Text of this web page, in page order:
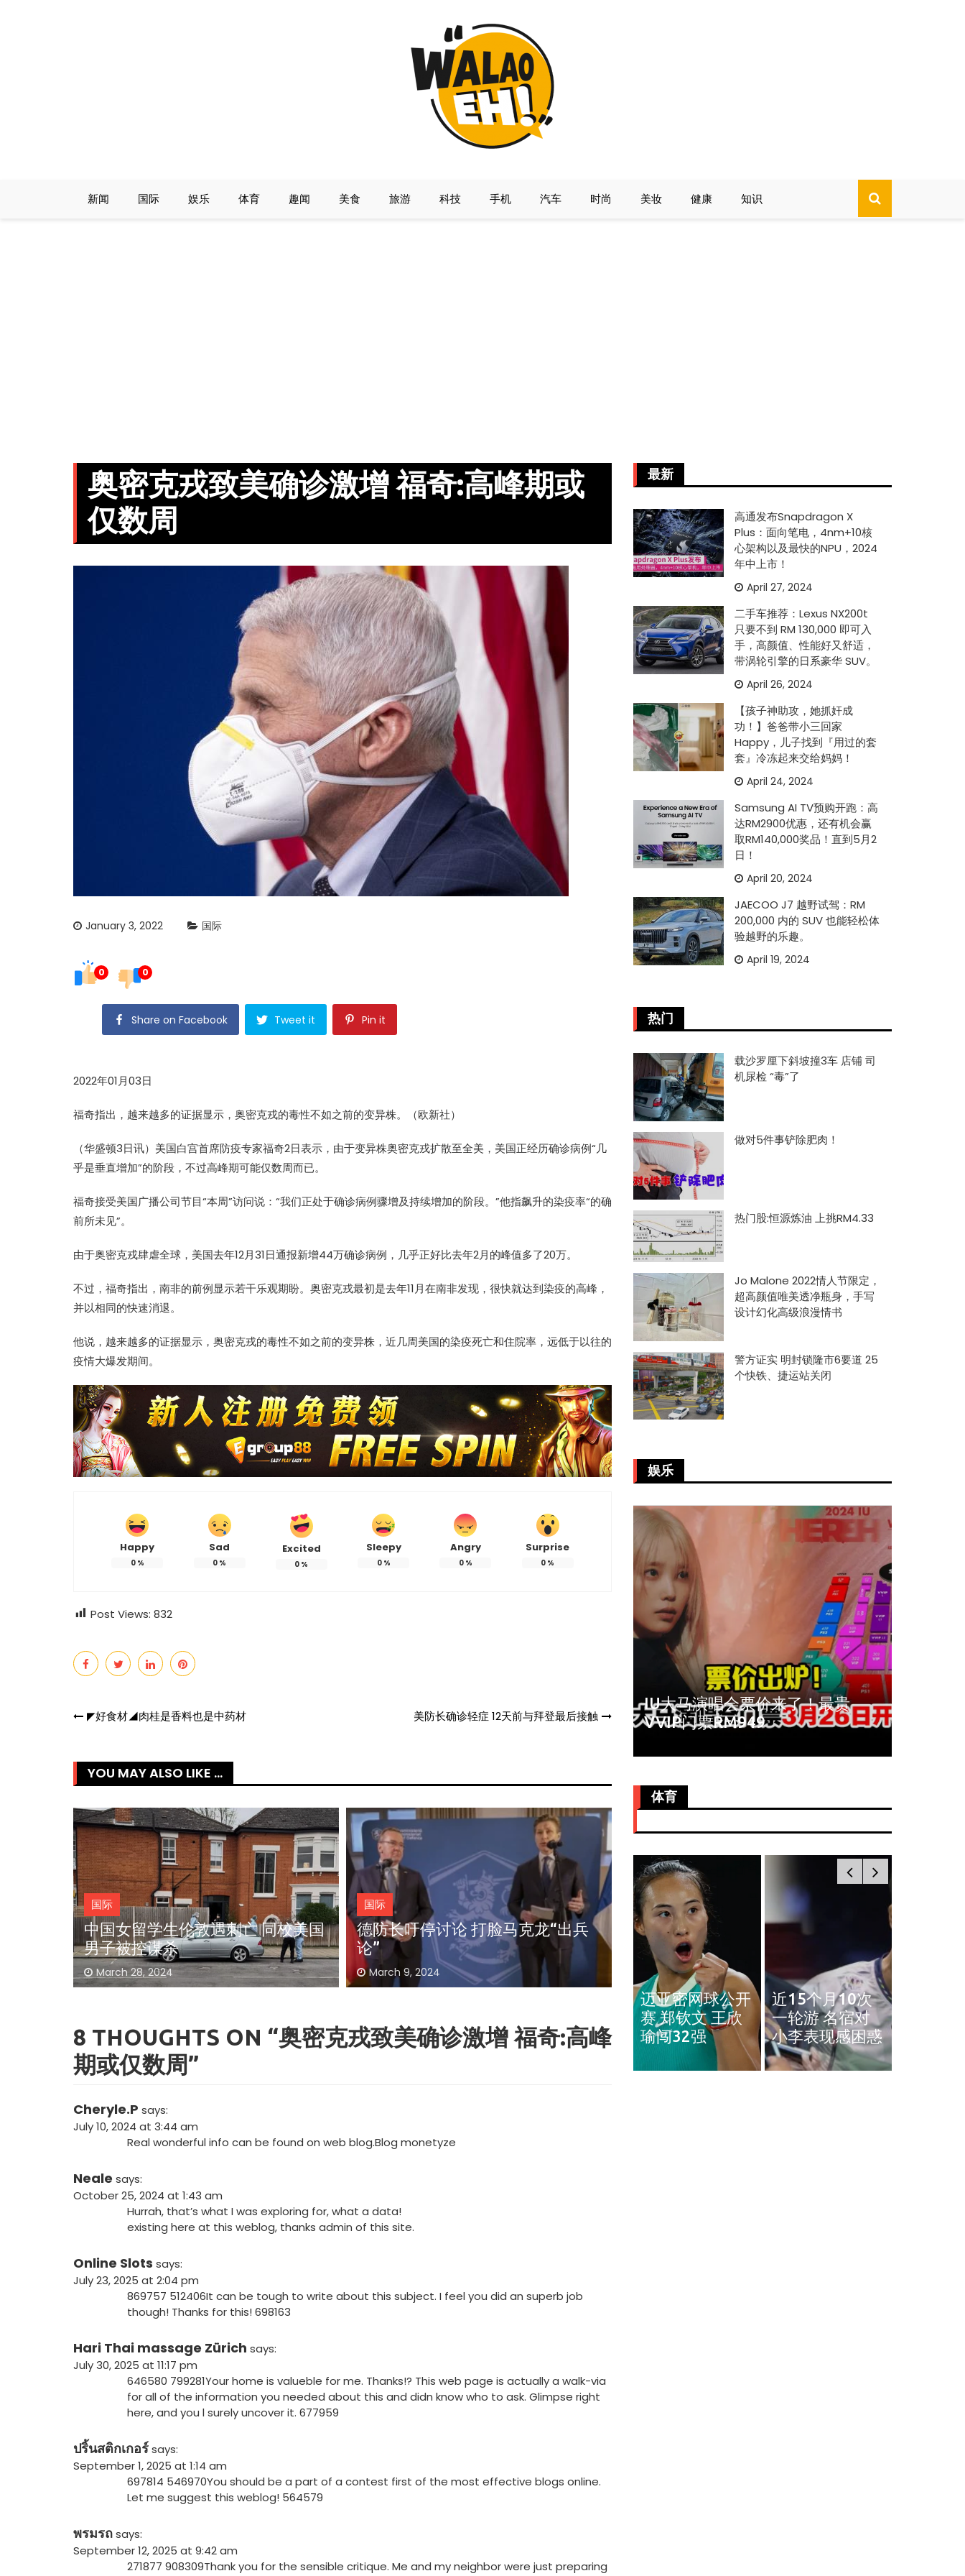
新闻 国际 娱乐 体育 趣闻 美食 旅游 科技 手机 汽车 时尚 美妆 健康 知识
奥密克戎致美确诊激增 福奇:高峰期或
仅数周
January 3, 2022 国际
0 0
Share on Facebook Tweet it Pin it
2022年01月03日
福奇指出，越来越多的证据显示，奥密克戎的毒性不如之前的变异株。（欧新社）
（华盛顿3日讯）美国白宫首席防疫专家福奇2日表示，由于变异株奥密克戎扩散至全美，美国正经历确诊病例“几
乎是垂直增加”的阶段，不过高峰期可能仅数周而已。
福奇接受美国广播公司节目“本周”访问说：“我们正处于确诊病例骤增及持续增加的阶段。”他指飙升的染疫率“的确
前所未见”。
由于奥密克戎肆虐全球，美国去年12月31日通报新增44万确诊病例，几乎正好比去年2月的峰值多了20万。
不过，福奇指出，南非的前例显示若干乐观期盼。奥密克戎最初是去年11月在南非发现，很快就达到染疫的高峰，
并以相同的快速消退。
他说，越来越多的证据显示，奥密克戎的毒性不如之前的变异株，近几周美国的染疫死亡和住院率，远低于以往的
疫情大爆发期间。
Happy
0%
Sad
0 %
Excited
0 %
Sleepy
0%
Angry
0%
Surprise
0 %
Post Views: 832
Post
navigation
◤好食材◢肉桂是香料也是中药材 美防长确诊轻症 12天前与拜登最后接触
YOU MAY ALSO LIKE ...
国际
德防长吁停讨论 打脸马克龙“出兵
论”
March 9, 2024
国际
法农民封堵巴黎凯旋门 警逮66示威
者
March 2, 2024
国际
中国女留学生伦敦遇刺亡 同校美国
男子被控谋杀
March 28, 2024
8 THOUGHTS ON “奥密克戎致美确诊激增 福奇:高峰
期或仅数周”
Cheryle.P says:
July 10, 2024 at 3:44 am
Real wonderful info can be found on web blog.Blog monetyze
Neale says:
October 25, 2024 at 1:43 am
Hurrah, that’s what I was exploring for, what a data!
existing here at this weblog, thanks admin of this site.
Online Slots says:
July 23, 2025 at 2:04 pm
869757 512406It can be tough to write about this subject. I feel you did an superb job
though! Thanks for this! 698163
Hari Thai massage Zürich says:
July 30, 2025 at 11:17 pm
646580 799281Your home is valueble for me. Thanks!? This web page is actually a walk-via
for all of the information you needed about this and didn know who to ask. Glimpse right
here, and you l surely uncover it. 677959
ปริ้นสติกเกอร์says:
September 1, 2025 at 1:14 am
697814 546970You should be a part of a contest first of the most effective blogs online.
Let me suggest this weblog! 564579
พรมรถsays:
September 12, 2025 at 9:42 am
271877 908309Thank you for the sensible critique. Me and my neighbor were just preparing
最新
高通发布Snapdragon X
Plus：面向笔电，4nm+10核
心架构以及最快的NPU，2024
年中上市！
April 27, 2024
二手车推荐：Lexus NX200t
只要不到 RM 130,000 即可入
手，高颜值、性能好又舒适，
带涡轮引擎的日系豪华 SUV。
April 26, 2024
【孩子神助攻，她抓奸成
功！】爸爸带小三回家
Happy，儿子找到『用过的套
套』冷冻起来交给妈妈！
April 24, 2024
Samsung AI TV预购开跑：高
达RM2900优惠，还有机会赢
取RM140,000奖品！直到5月2
日！
April 20, 2024
JAECOO J7 越野试驾：RM
200,000 内的 SUV 也能轻松体
验越野的乐趣。
April 19, 2024
热门
载沙罗厘下斜坡撞3车 店铺 司
机尿检 “毒”了
做对5件事铲除肥肉！
热门股:恒源炼油 上挑RM4.33
Jo Malone 2022情人节限定，
超高颜值唯美透净瓶身，手写
设计幻化高级浪漫情书
警方证实 明封锁隆市6要道 25
个快铁、捷运站关闭
娱乐
肉骨茶“全世界最好吃”
VVIP门票RM949
周冬雨爆秀场耍大牌！拒与VIP合
影全程臭脸不配合
体育
瑜闯32强
近15个月10次
一轮游 名宿对
小李表现感困惑
奥斯汀网球赛｜
王雅繁袁悦会师
4强 中国锁定女
单4强门票